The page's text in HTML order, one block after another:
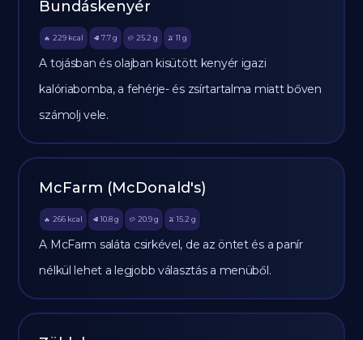
Bundáskenyér
🔥 229 kcal 🥩 7.7 g 🥔 25.2 g 🫒 11 g
A tojásban és olajban kisütött kenyér igazi
kalóriabomba, a fehérje- és zsírtartalma miatt bőven
számolj vele.
McFarm (McDonald's)
🔥 266 kcal 🥩 10.8 g 🥔 20.9g 🫒 15.2 g
A McFarm saláta csirkével, de az öntet és a panír
nélkül lehet a legjobb választás a menüből.